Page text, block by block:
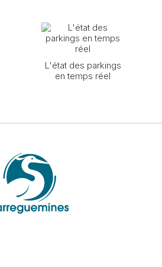
L'état des parkings
en temps réel